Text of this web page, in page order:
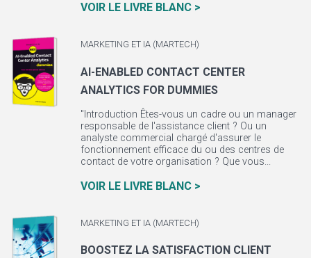
VOIR LE LIVRE BLANC >
MARKETING ET IA (MARTECH)
AI-ENABLED CONTACT CENTER
ANALYTICS FOR DUMMIES
"Introduction Êtes-vous un cadre ou un manager
responsable de l'assistance client ? Ou un
analyste commercial chargé d'assurer le
fonctionnement efficace du ou des centres de
contact de votre organisation ? Que vous...
VOIR LE LIVRE BLANC >
MARKETING ET IA (MARTECH)
BOOSTEZ LA SATISFACTION CLIENT